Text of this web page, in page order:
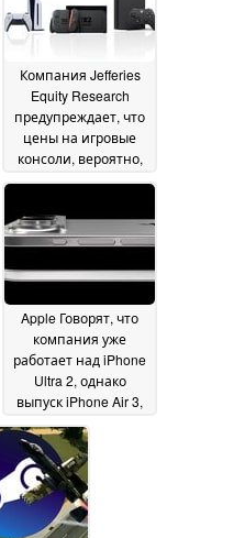
Компания Jefferies
Equity Research
предупреждает, что
цены на игровые
консоли, вероятно,
половине 2026 года
ожидается
цен на память29 June
2026
Apple Говорят, что
компания уже
работает над iPhone
Ultra 2, однако
выпуск iPhone Air 3,
отменен25 June 2026